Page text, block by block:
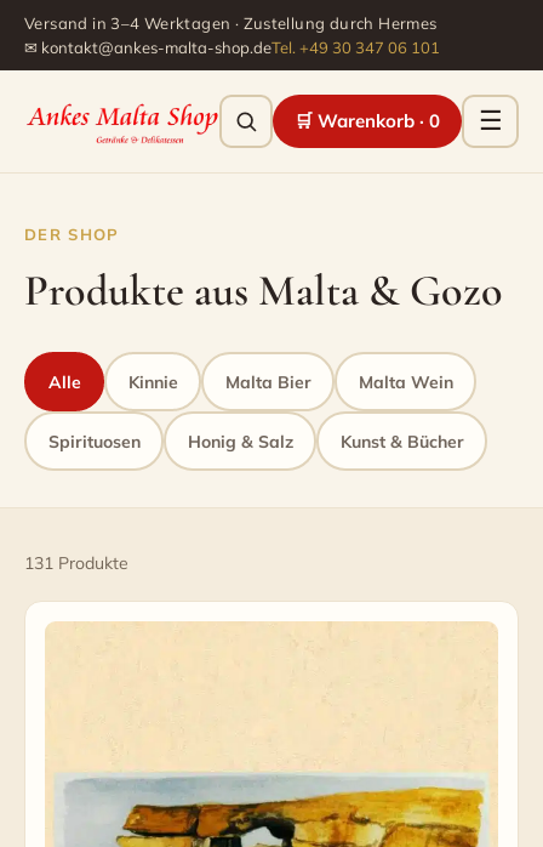
Versand in 3–4 Werktagen · Zustellung durch Hermes
✉ kontakt@ankes-malta-shop.deTel. +49 30 347 06 101
🛒 Warenkorb · 0
☰
DER SHOP
Produkte aus Malta & Gozo
Alle Kinnie Malta Bier Malta Wein
Spirituosen Honig & Salz Kunst & Bücher
131 Produkte